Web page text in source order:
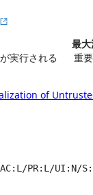

実行される
最
重要
of
AC:L/PR:L/UI:N/